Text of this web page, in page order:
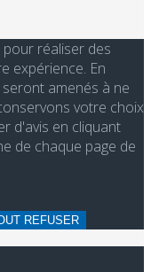
réaliser des
expérience. En
amenés à ne
votre choix
d'avis en cliquant
de chaque page de
REFUSER